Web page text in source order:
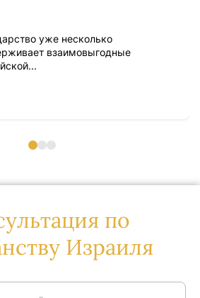
уже несколько
взаимовыгодные
по
Израиля